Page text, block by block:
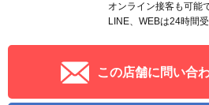
オンライン接客も可能
LINE、WEBは24時間
この店舗に問い合